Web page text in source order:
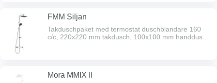
mm. Svängbar arm för takduschen. Vid behov
komplettera med distansbricka Ø 60 mm.
FMM Siljan
Takduschpaket med termostat duschblandare 160
c/c, 220x220 mm takdusch, 100x100 mm handdusch
Mora MMIX II